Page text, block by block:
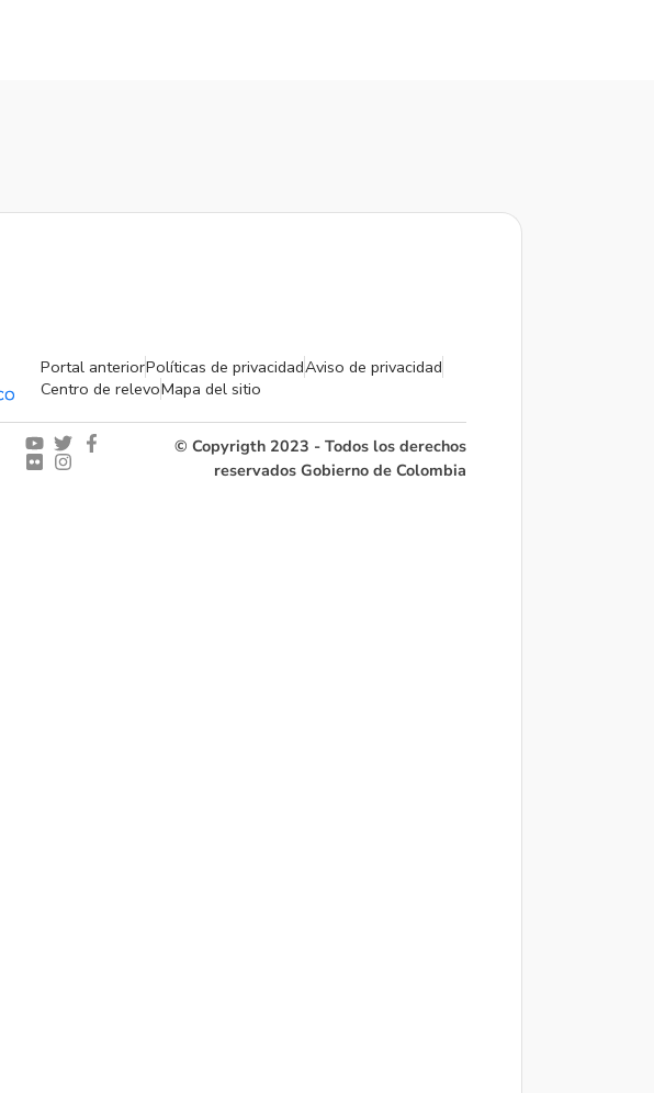
Portal anteriorPolíticas de privacidadAviso de privacidad
Centro de relevoMapa del sitio
© Copyrigth 2023 - Todos los derechos
reservados Gobierno de Colombia